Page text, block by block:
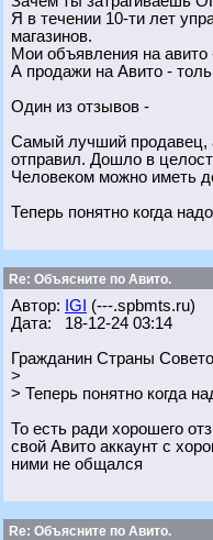
Я в течении 10-ти лет
магазинов.
Мои объявления на авито
А продажи на Авито -
Один из отзывов -
Самый лучший продавец,
отправил. Дошло в
Человеком можно иметь
Теперь понятно когда
Re: Объясните по Авито.
Автор: IGI
(---.spbmts.ru)
Дата: 18-12-24 03:14
Гражданин Страны
>
> Теперь понятно когда
То есть ради хорошего
свой Авито аккаунт с
ними не общался
Re: Объясните по Авито.